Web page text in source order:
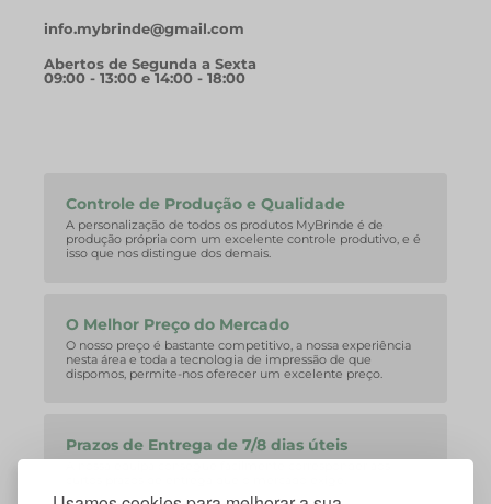
info.mybrinde@gmail.com
Abertos de Segunda a Sexta
09:00 - 13:00 e 14:00 - 18:00
Controle de Produção e Qualidade
A personalização de todos os produtos MyBrinde é de
produção própria com um excelente controle produtivo, e é
isso que nos distingue dos demais.
O Melhor Preço do Mercado
O nosso preço é bastante competitivo, a nossa experiência
nesta área e toda a tecnologia de impressão de que
dispomos, permite-nos oferecer um excelente preço.
Prazos de Entrega de 7/8 dias úteis